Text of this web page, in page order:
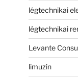
légtechnikai
légtechnikai
Levante
limuzin